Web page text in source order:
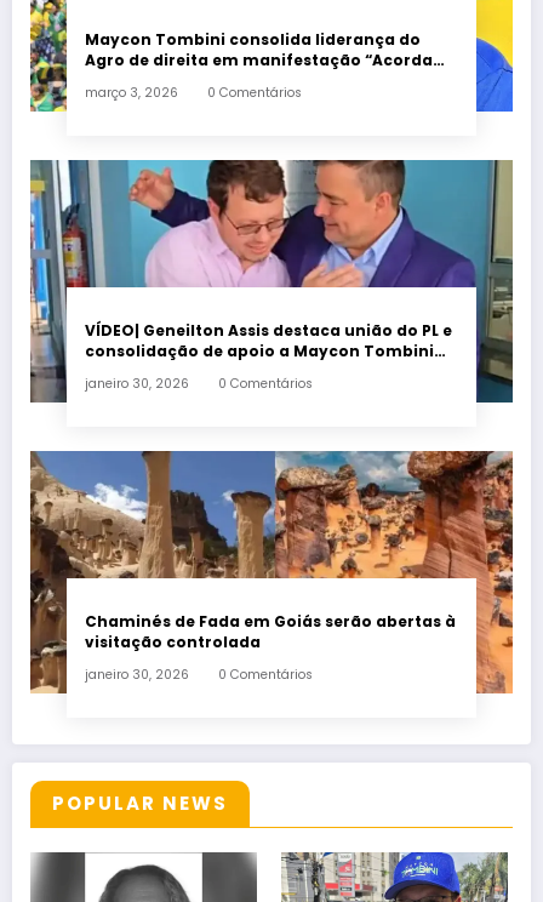
Maycon Tombini consolida liderança do
Agro de direita em manifestação “Acorda
março 3, 2026 0 Comentários
VÍDEO| Geneilton Assis destaca união do PL e
consolidação de apoio a Maycon Tombini
janeiro 30, 2026 0 Comentários
Chaminés de Fada em Goiás serão abertas à
visitação controlada
janeiro 30, 2026 0 Comentários
POPULAR NEWS